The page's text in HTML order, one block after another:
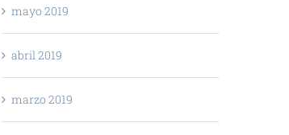
mayo 2019
abril 2019
marzo 2019